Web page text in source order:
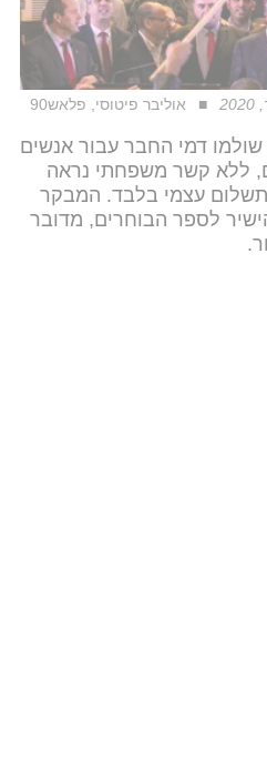
אוליבר פיטוסי, פלאש90
דמי החבר עבור אנשים
ללא קשר משפחתי נראה
תשלום עצמי בלבד. המבקר
לספר הבוחרים, מדובר